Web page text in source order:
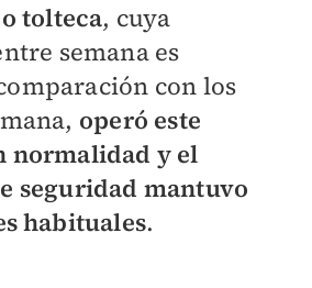
tolteca, cuya
semana es
con los
operó este
normalidad y el
seguridad mantuvo
habituales.